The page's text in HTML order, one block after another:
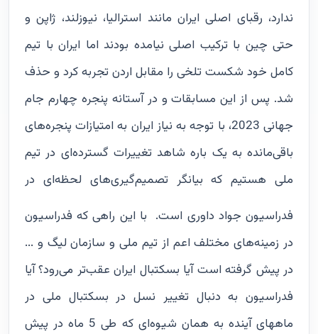
ندارد، رقبای اصلی ایران مانند استرالیا، نیوزلند، ژاپن و
حتی چین با ترکیب اصلی نیامده بودند اما ایران با تیم
کامل خود شکست تلخی را مقابل اردن تجربه کرد و حذف
شد. پس از این مسابقات و در آستانه پنجره چهارم جام
جهانی 2023، با توجه به نیاز ایران به امتیازات پنجره‌های
باقی‌مانده به یک باره شاهد تغییرات گسترده‌ای در تیم
ملی هستیم که بیانگر تصمیم‌گیری‌های لحظه‌ای در
فدراسیون جواد داوری است. با این راهی که فدراسیون
در زمینه‌های مختلف اعم از تیم ملی و سازمان لیگ و ...
در پیش گرفته است آیا بسکتبال ایران عقب‌تر می‌رود؟ آیا
فدراسیون به دنبال تغییر نسل در بسکتبال ملی در
ماههای آینده به همان شیوه‌ای که طی 5 ماه در پیش